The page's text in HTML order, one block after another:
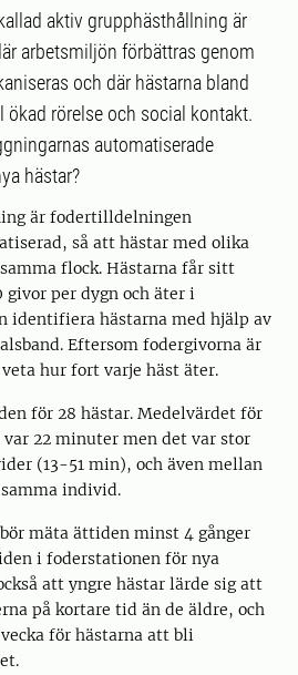
aktiv grupphästhållning är
arbetsmiljön förbättras genom
och där hästarna bland
rörelse och social kontakt.
automatiserade
hästar?
är fodertilldelningen
så att hästar med olika
flock. Hästarna får sitt
per dygn och äter i
identifiera hästarna med hjälp av
Eftersom fodergivorna är
hur fort varje häst äter.
för 28 hästar. Medelvärdet för
var 22 minuter men det var stor
(13-51 min), och även mellan
individ.
mäta ättiden minst 4 gånger
i foderstationen för nya
att yngre hästar lärde sig att
på kortare tid än de äldre, och
för hästarna att bli